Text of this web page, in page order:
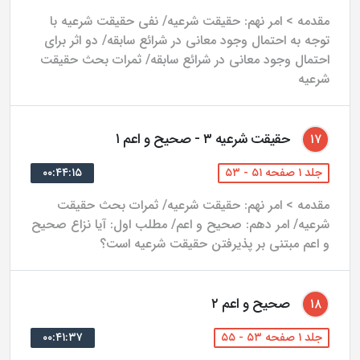
مقصد ششم، شامل مباحث ادله عقلى، احكام قطع، حجّيت
آن، ظن و انواع آن است كه قطع و اقسام آن، امارات غير
علمى، ظواهر قرآن و سنت، اجماع منقول، تعارض اجماعات
منقول و... از جمله مباحث آن مى‌باشند.
جلد سوم، شامل دو مقصد زير مى‌باشد:
مقصد هفتم، كه در اصول عملى (اصل برائت، تخيير،
استصحاب و احتياط)، است و در چهار فصل، از احكام آنها
بحث مى‌كند و مهم‌ترين مباحث آن، اصل برائت، احتياط،
تخيير و استصحاب مى‌باشد.
آخرين مقصد كه در تعارض ادله و امارات بوده و در ضمن نه
فصل، به مباحثى همچون معناى تعارض، تعارض ميان ظاهر
و اظهر، اصالت تساقط، تعارض ميان اماره و اصل، داير شدن
مقدمه > امر نهم: حقیقت شرعیه/ نفی حقیقت شرعیه با
توجه به احتمال وجود معانی در شرائع سابقه/ دو اثر برای
احتمال وجود معانی در شرائع سابقه/ ثمرات بحث حقیقت
شرعیه
۱۷ حقیقت شرعیه ۳ - صحیح و اعم ۱
جلد ۱ صفحه ۵۱ - ۵۳ ۰۰:۴۴:۱۵
مقدمه > امر نهم: حقیقت شرعیه/ ثمرات بحث حقیقت
شرعیه/ امر دهم: صحیح و اعم/ مطلب اول: آیا نزاع صحیح
و اعم مبتنی بر پذیرفتن حقیقت شرعیه است؟
۱۸ صحیح و اعم ۲
جلد ۱ صفحه ۵۳ - ۵۵ ۰۰:۴۱:۳۷